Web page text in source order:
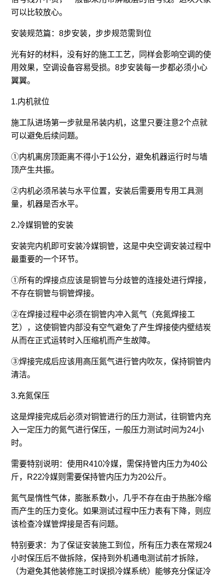
可以比较放心。
安装规范篇：8步安装，步步规范需到位
光有好的材料，没有好的施工工艺，同样会影响空调的使
用效果，空调设备容易受损。8步安装每一步都必须小心
翼翼。
1.内机就位
施工队进场第一步就是吊装内机，这里只要注意2个点就
可以避免后续问题。
①内机离房顶距离不得小于1公分，避免机器运行时与墙
顶产生共振。
②内机必须吊装与水平位置，安装后需要用专用工具测
量，机器是否水平。
2.冷媒铜管的安装
安装完内机即可安装冷媒铜管，这是中央空调安装过程中
最重要的一个环节。
①所有的焊接点应该是铜管与分歧管的连接处进行焊接，
不存在铜管与铜管焊接。
②在焊接过程中必须在铜管内冲入氮气（充氮焊接工
艺），这使铜管内部没有空气避免了产生焊接使内壁结炭
从而在正式运转时入压缩机而产生故障。
③焊接完成后应该用高压氮气进行管内吹灰，保持铜管内
清洁。
3.充氮保压
这是焊接完成后必须对铜管进行的压力测试，往铜管内充
入一定压力的氮气进行保压，一般压力测试时间为24小
时。
需要特别说明：使用R410冷媒，需保持管内压力为40公
斤，R22冷媒则需要保持管内压力为20公斤。
氮气是惰性气体，膨胀系数小，几乎不存在由于热胀冷缩
而产生的压力变化。如果测试过程中压力表有下降，则应
该检查冷媒管焊接是否有问题。
特别要求：为了保证安装施工到位，所有压力表在常规24
小时保压后不做拆除，保持到外机通电测试前才拆除，
（为避免其他装修施工时误损冷媒系统）能够充分保证冷